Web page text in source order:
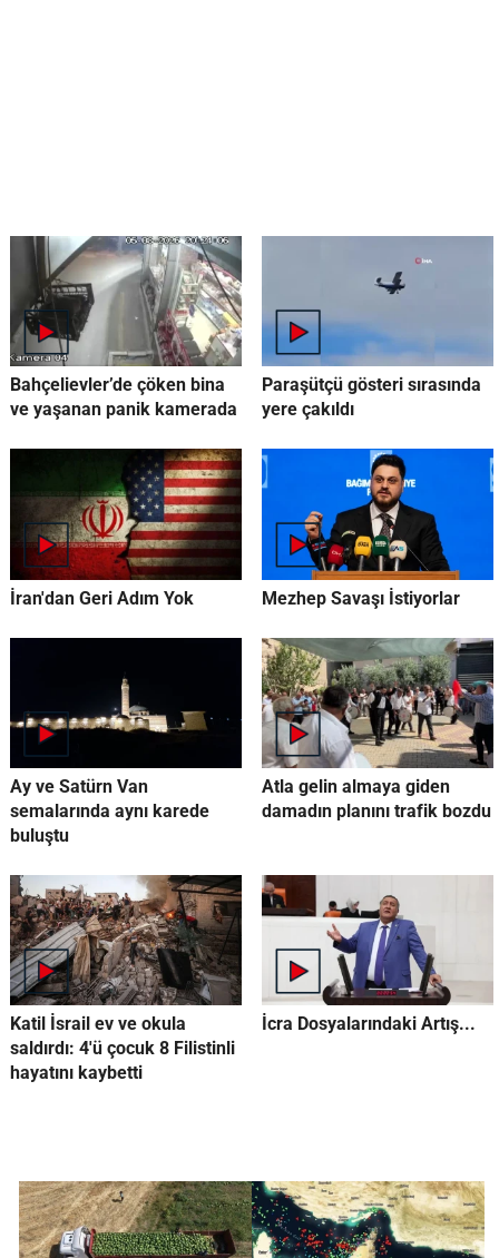
Bahçelievler’de çöken bina
ve yaşanan panik kamerada
Paraşütçü gösteri sırasında
yere çakıldı
İran'dan Geri Adım Yok Mezhep Savaşı İstiyorlar
Ay ve Satürn Van
semalarında aynı karede
buluştu
Atla gelin almaya giden
damadın planını trafik bozdu
Katil İsrail ev ve okula
saldırdı: 4'ü çocuk 8 Filistinli
hayatını kaybetti
İcra Dosyalarındaki Artış...